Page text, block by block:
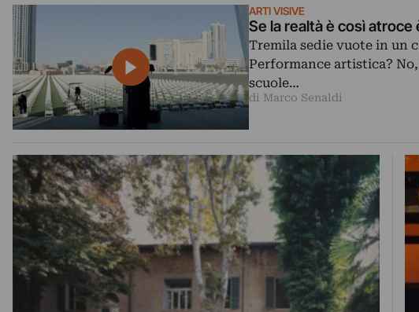
ARTI VISIVE
Se la realtà è così
Tremila sedie vuote in un
Performance artistica?
scuole…
di Marco Senaldi